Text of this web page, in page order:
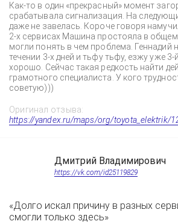
Как-то в один «прекрасный» момент
срабатывала сигнализация. На
даже не завелась. Короче говоря
2-х сервисах Машина простояла в общем
могли понять в чем проблема. Геннадий
течении 3-х дней и тьфу тьфу, езжу уже 3-
хорошо. Сейчас такая редкость найти
грамотного специалиста. У кого
советую)))
Оригинал отзыва:
https://yandex.ru/maps/org/toyota_elektrik/
Дмитрий Владимирович
https://vk.com/id25119829
«Долго искал причину в разных
смогли только здесь»